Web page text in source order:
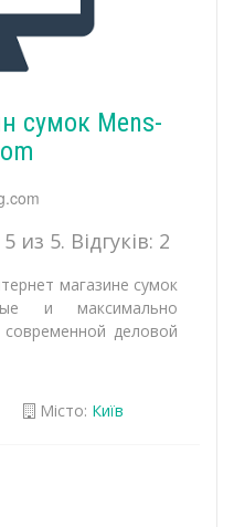
сумок Mens-
5 из 5. Відгуків: 2
магазине сумок
и максимально
деловой
Місто: Київ